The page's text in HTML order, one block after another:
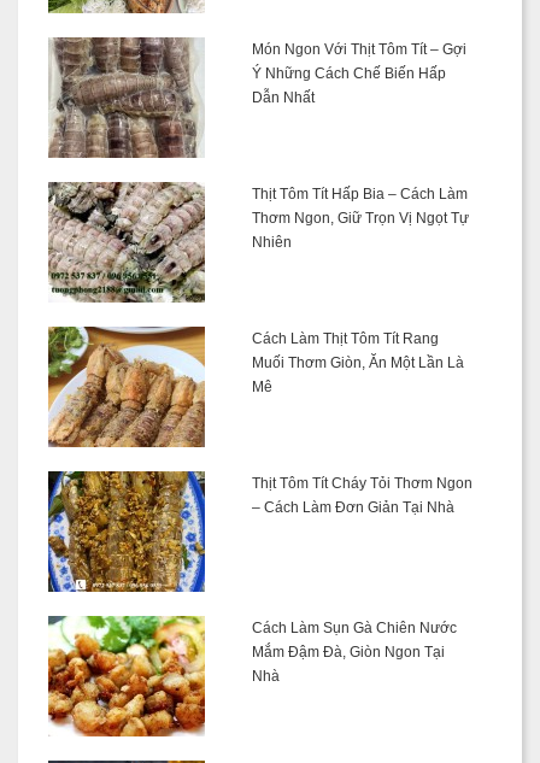
Món Ngon Với Thịt Tôm Tít – Gợi
Ý Những Cách Chế Biến Hấp
Dẫn Nhất
Thịt Tôm Tít Hấp Bia – Cách Làm
Thơm Ngon, Giữ Trọn Vị Ngọt Tự
Nhiên
Cách Làm Thịt Tôm Tít Rang
Muối Thơm Giòn, Ăn Một Lần Là
Mê
Thịt Tôm Tít Cháy Tỏi Thơm Ngon
– Cách Làm Đơn Giản Tại Nhà
Cách Làm Sụn Gà Chiên Nước
Mắm Đậm Đà, Giòn Ngon Tại
Nhà